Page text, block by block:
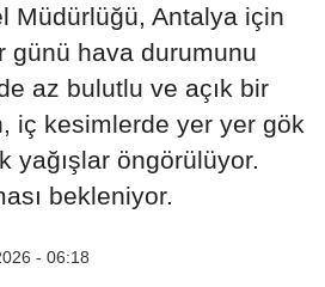
Müdürlüğü, Antalya için
günü hava durumunu
az bulutlu ve açık bir
iç kesimlerde yer yer gök
yağışlar öngörülüyor.
bekleniyor.
- 06:18